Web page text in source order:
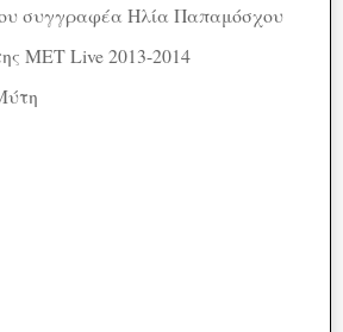
συγγραφέα Ηλία Παπαμόσχου
MET Live 2013-2014